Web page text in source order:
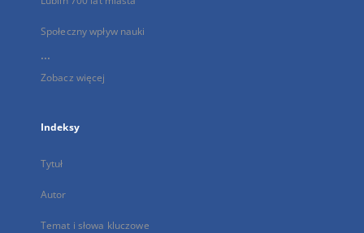
Społeczny wpływ nauki
...
Zobacz więcej
Indeksy
Tytuł
Autor
Temat i słowa kluczowe